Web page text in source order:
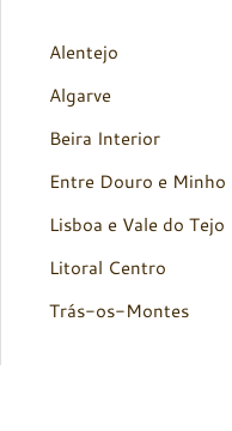
Alentejo
Algarve
Beira Interior
Entre Douro e Minho
Lisboa e Vale do Tejo
Litoral Centro
Trás-os-Montes